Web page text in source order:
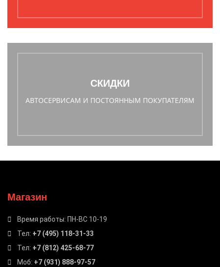
СКИДКИ
АВТОСЕРВИСАМ И ПОСТОЯННЫМ ПОКУПАТЕЛЯМ
Магазин
Время работы: ПН-ВС 10-19
Тел: +7 (495) 118-31-33
Тел: +7 (812) 425-68-77
Моб: +7 (931) 888-97-57